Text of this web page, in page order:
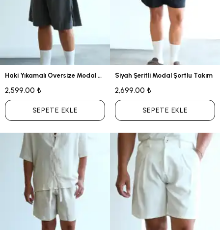
Haki Yıkamalı Oversize Modal Takım
2,599.00 ₺
SEPETE EKLE
Siyah Şeritli Modal Şortlu Takım
2,699.00 ₺
SEPETE EKLE